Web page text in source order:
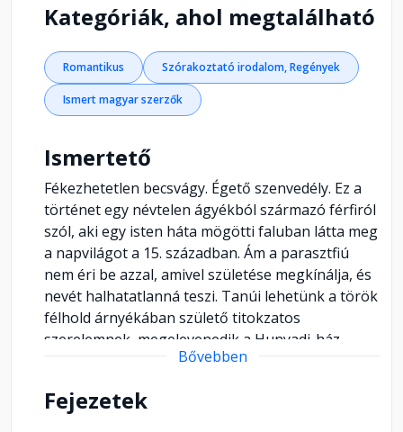
Kategóriák, ahol megtalálható
Romantikus Szórakoztató irodalom, Regények
Ismert magyar szerzők
Ismertető
Fékezhetetlen becsvágy. Égető szenvedély. Ez a
történet egy névtelen ágyékból származó férfiról
szól, aki egy isten háta mögötti faluban látta meg
a napvilágot a 15. században. Ám a parasztfiú
nem éri be azzal, amivel születése megkínálja, és
nevét halhatatlanná teszi. Tanúi lehetünk a török
félhold árnyékában születő titokzatos
szerelemnek, megelevenedik a Hunyadi-ház
vezette birodalom, vele együtt a politika, pénz,
üstökösként ragyog fel a tettvágytól hajtott,
Bővebben
Fejezetek